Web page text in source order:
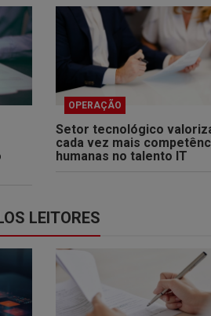
OPERAÇÃO
Setor tecnológico
cada vez mais
humanas no talento IT
LEITORES